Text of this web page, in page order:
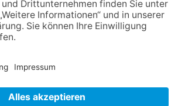
Gewinnspiel zum Start ins
Schuljahr
NACH OBEN